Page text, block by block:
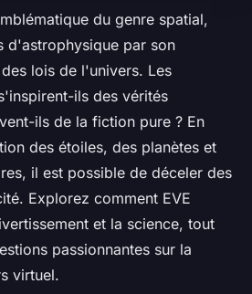
du genre spatial,
d'astrophysique par son
lois de l'univers. Les
ils des vérités
ils de la fiction pure ? En
des étoiles, des planètes et
il est possible de déceler des
Explorez comment EVE
et la science, tout
passionnantes sur la
virtuel.